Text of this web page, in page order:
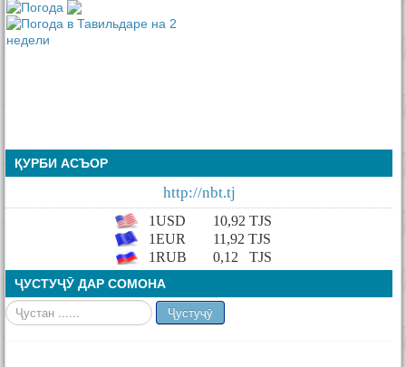
ҚУРБИ АСЪОР
http://nbt.tj
1USD 10,92 TJS
1EUR
11,92 TJS
1RUB
0,12 TJS
ҶУСТУҶӮ ДАР СОМОНА
Ҷустан Ҷустуҷӯ